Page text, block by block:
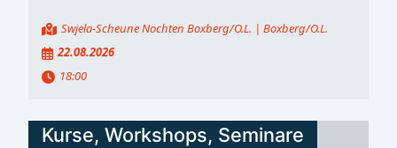
Swjela-Scheune Nochten Boxberg/O.L. | Boxberg/O.L.
22.08.2026
18:00
Kurse, Workshops, Seminare